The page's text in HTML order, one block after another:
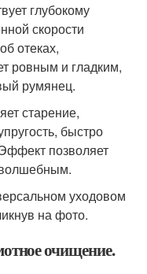
глубокому
скорости
отеках,
ровным и гладким,
румянец.
старение,
быстро
позволяет
волшебным.
уходовом
на фото.
очищение.